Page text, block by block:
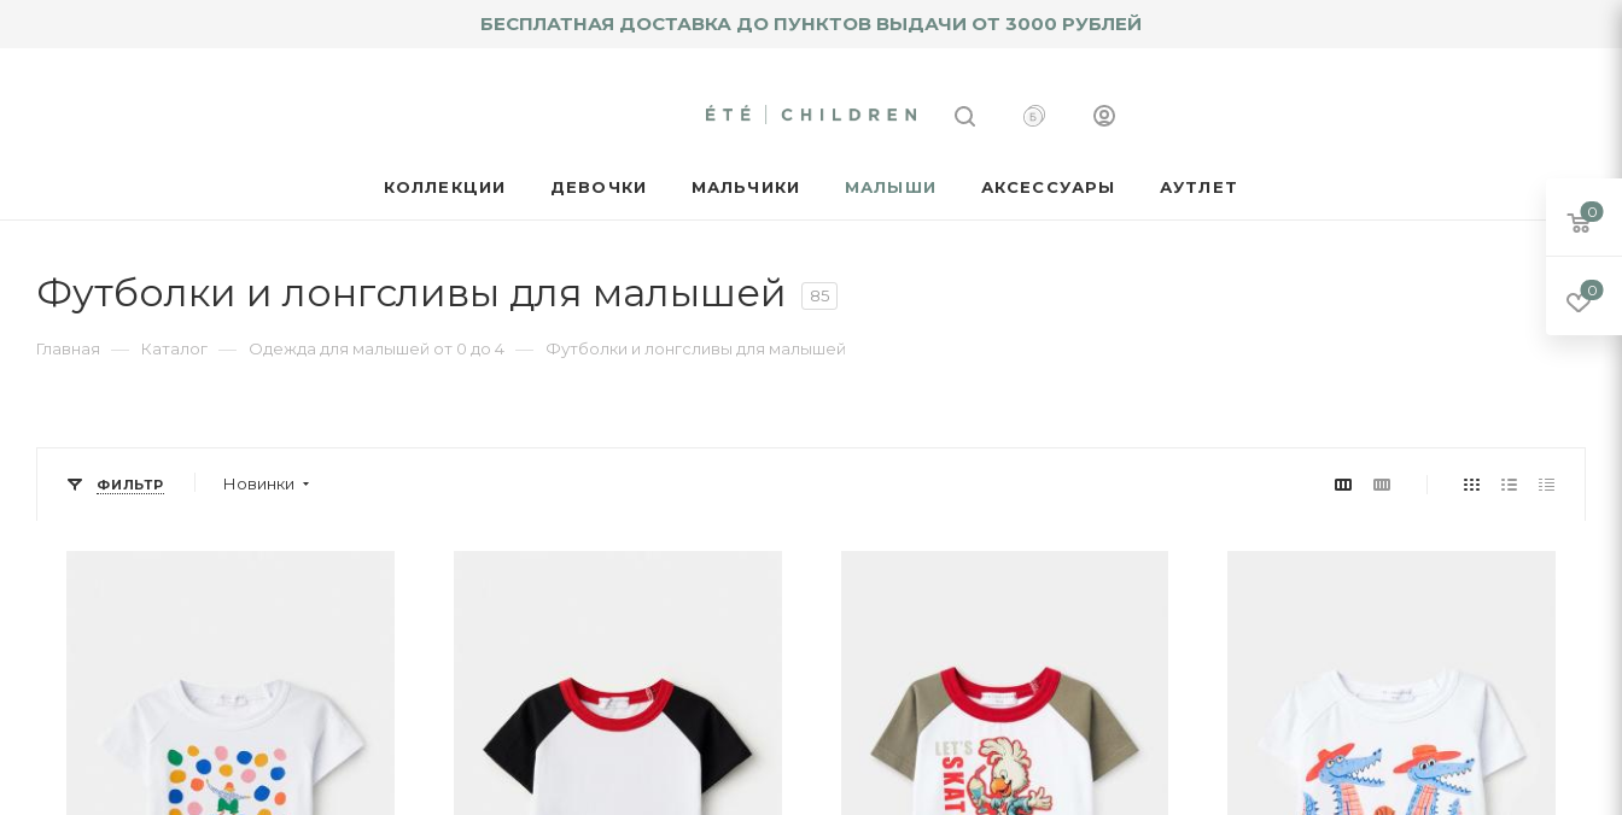
БЕСПЛАТНАЯ ДОСТАВКА ДО ПУНКТОВ ВЫДАЧИ ОТ 3000 РУБЛЕЙ
КОЛЛЕКЦИИ ДЕВОЧКИ МАЛЬЧИКИ МАЛЫШИ АКСЕССУАРЫ АУТЛЕТ
Футболки и лонгсливы для малышей 85
Главная — Каталог — Одежда для малышей от 0 до 4 — Футболки и лонгсливы для малышей
ФИЛЬТР Новинки
0
0